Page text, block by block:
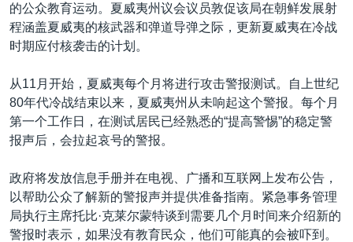
关注新疆
GEN Z 看美国
的公众教育运动。夏威夷州议会议员敦促该局在朝鲜发展射
程涵盖夏威夷的核武器和弹道导弹之际，更新夏威夷在冷战
时期应付核袭击的计划。
从11月开始，夏威夷每个月将进行攻击警报测试。自上世纪
80年代冷战结束以来，夏威夷州从未响起这个警报。每个月
第一个工作日，在测试居民已经熟悉的“提高警惕”的稳定警
报声后，会拉起哀号的警报。
政府将发放信息手册并在电视、广播和互联网上发布公告，
以帮助公众了解新的警报声并提供准备指南。紧急事务管理
局执行主席托比·克莱尔蒙特谈到需要几个月时间来介绍新的
警报时表示，如果没有教育民众，他们可能真的会被吓到。